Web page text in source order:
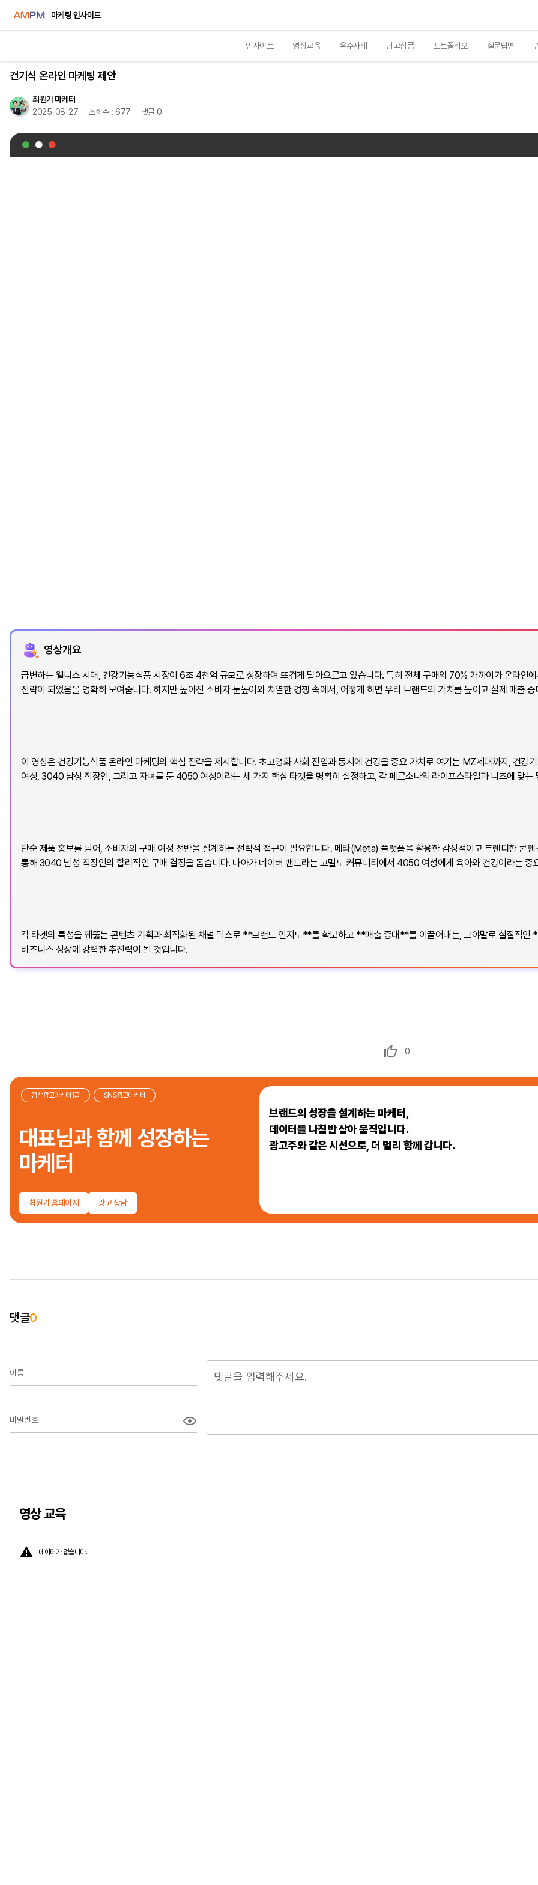
마케팅 인사이드
인사이트 영상교육 우수사례 광고상품 포트폴리오 질문답변
건기식 온라인 마케팅 제안
최원기 마케터
2025-08-27
조회수 : 677 댓글 0
영상개요
급변하는 웰니스 시대, 건강기능식품 시장이 6조 4천억 규모로 성장하며 뜨겁게 달아오르고 있습니다. 특히 전체 구매의 70% 가까이가 온라인
전략이 되었음을 명확히 보여줍니다. 하지만 높아진 소비자 눈높이와 치열한 경쟁 속에서, 어떻게 하면 우리 브랜드의 가치를 높이고 실제 매출
이 영상은 건강기능식품 온라인 마케팅의 핵심 전략을 제시합니다. 초고령화 사회 진입과 동시에 건강을 중요 가치로 여기는 MZ세대까지, 건
여성, 3040 남성 직장인, 그리고 자녀를 둔 4050 여성이라는 세 가지 핵심 타겟을 명확히 설정하고, 각 페르소나의 라이프스타일과 니즈에 맞는
단순 제품 홍보를 넘어, 소비자의 구매 여정 전반을 설계하는 전략적 접근이 필요합니다. 메타(Meta) 플랫폼을 활용한 감성적이고 트렌디한 콘
통해 3040 남성 직장인의 합리적인 구매 결정을 돕습니다. 나아가 네이버 밴드라는 고밀도 커뮤니티에서 4050 여성에게 육아와 건강이라는 중
각 타겟의 특성을 꿰뚫는 콘텐츠 기획과 최적화된 채널 믹스로 **브랜드 인지도**를 확보하고 **매출 증대**를 이끌어내는, 그야말로 실질적
비즈니스 성장에 강력한 추진력이 될 것입니다.
0
검색광고마케터1급 SNS광고마케터
대표님과 함께 성장하는
마케터
최원기 홈페이지 광고 상담
브랜드의 성장을 설계하는 마케터,
데이터를 나침반 삼아 움직입니다.
광고주와 같은 시선으로, 더 멀리 함께 갑니다.
댓글0
이름
비밀번호
영상 교육
데이터가 없습니다.